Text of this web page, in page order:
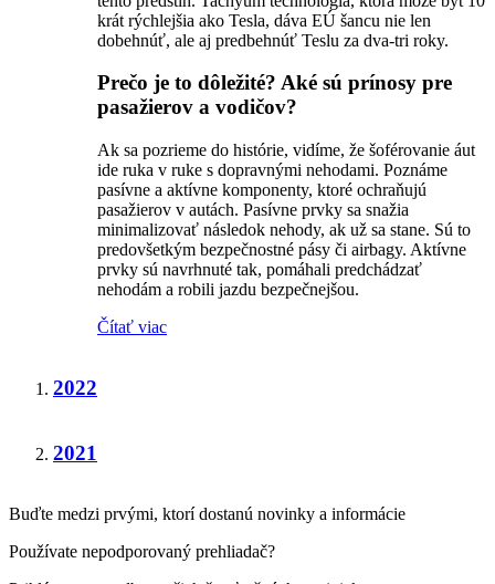
krát rýchlejšia ako Tesla, dáva EÚ šancu nie len
dobehnúť, ale aj predbehnúť Teslu za dva-tri roky.
Prečo je to dôležité? Aké sú prínosy pre
pasažierov a vodičov?
Ak sa pozrieme do histórie, vidíme, že šoférovanie áut
ide ruka v ruke s dopravnými nehodami. Poznáme
pasívne a aktívne komponenty, ktoré ochraňujú
pasažierov v autách. Pasívne prvky sa snažia
minimalizovať následok nehody, ak už sa stane. Sú to
predovšetkým bezpečnostné pásy či airbagy. Aktívne
prvky sú navrhnuté tak, pomáhali predchádzať
nehodám a robili jazdu bezpečnejšou.
Čítať viac
2022
2021
Buďte medzi prvými, ktorí dostanú novinky a informácie
Používate nepodporovaný prehliadač?